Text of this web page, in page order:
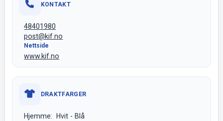
KONTAKT
48401980
post@kif.no
Nettside
www.kif.no
DRAKTFARGER
Hjemme: Hvit - Blå